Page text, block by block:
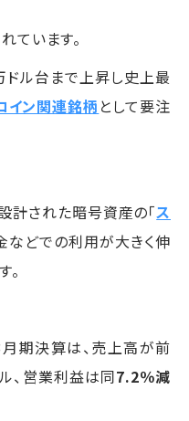
ています。
ドル台まで上昇し史上最
イン関連銘柄 として要注
計された暗号資産の「ス
などでの利用が大きく伸
期決算は、売上高が前
、営業利益は同7.2％減